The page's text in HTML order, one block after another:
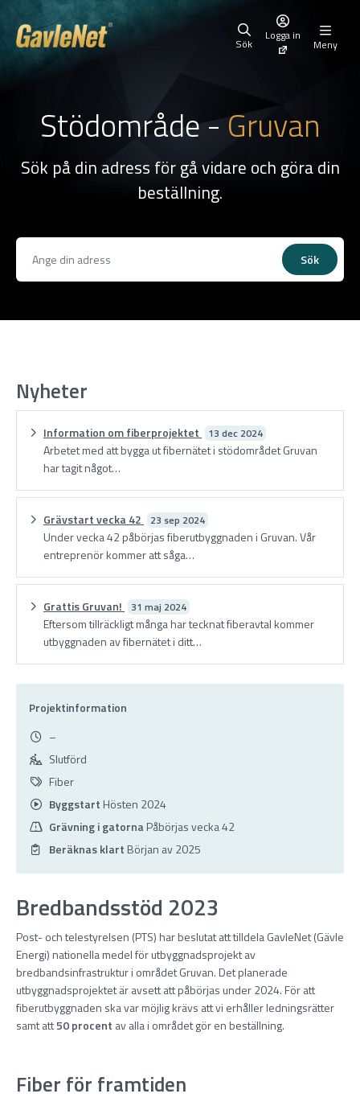
Sök
Logga in
Meny
Stödområde -Gruvan
Sök på din adress för gå vidare och göra din
beställning.
Sök
Nyheter
Information om fiberprojektet 13 dec 2024
Arbetet med att bygga ut fibernätet i stödområdet Gruvan
har tagit något…
Grävstart vecka 42 23 sep 2024
Under vecka 42 påbörjas fiberutbyggnaden i Gruvan. Vår
entreprenör kommer att såga…
Grattis Gruvan! 31 maj 2024
Eftersom tillräckligt många har tecknat fiberavtal kommer
utbyggnaden av fibernätet i ditt…
Projektinformation
–
Slutförd
Fiber
Byggstart Hösten 2024
Grävning i gatorna Påbörjas vecka 42
Beräknas klart Början av 2025
Bredbandsstöd 2023
Post- och telestyrelsen (PTS) har beslutat att tilldela GavleNet (Gävle
Energi) nationella medel för utbyggnadsprojekt av
bredbandsinfrastruktur i området Gruvan. Det planerade
utbyggnadsprojektet är avsett att påbörjas under 2024. För att
fiberutbyggnaden ska var möjlig krävs att vi erhåller ledningsrätter
samt att50 procent av alla i området gör en beställning.
Fiber för framtiden